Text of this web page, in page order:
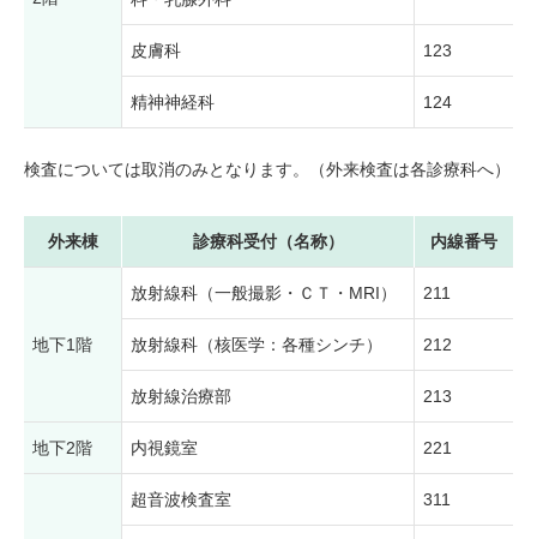
皮膚科 123
精神神経科 124
検査については取消のみとなります。（外来検査は各診療科へ）
外来棟 診療科受付（名称） 内線番号
地下1階
放射線科（一般撮影・ＣＴ・MRI） 211
放射線科（核医学：各種シンチ） 212
放射線治療部 213
地下2階 内視鏡室 221
超音波検査室 311